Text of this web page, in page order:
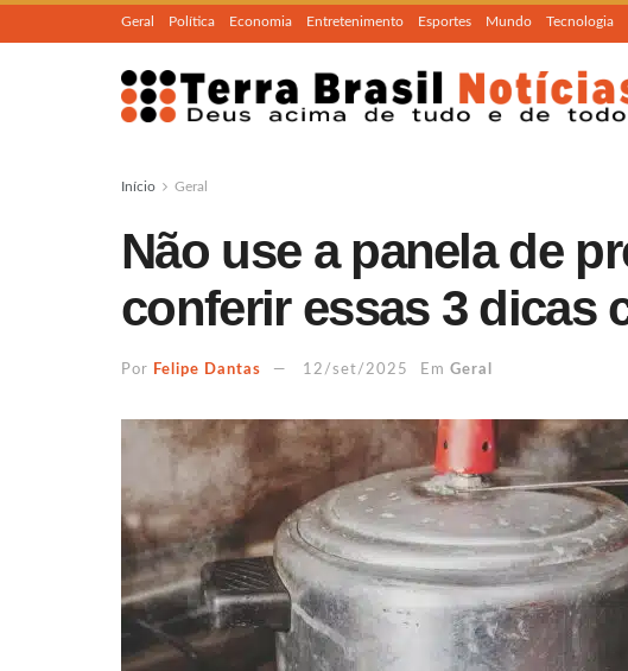
Geral Política Economia Entretenimento Esportes Mundo Tecnologia
Início Geral
Não use a panela de
conferir essas 3 dicas
Por Felipe Dantas 12/set/2025 Em Geral